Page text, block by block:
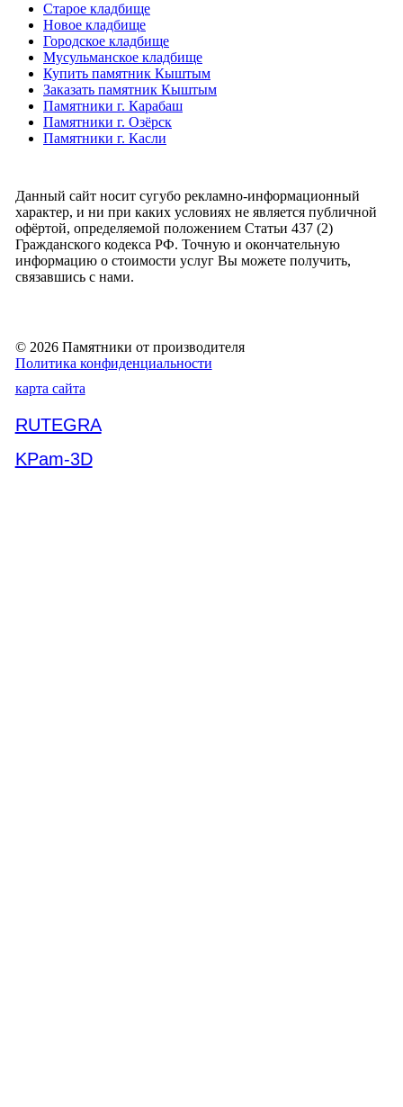
Старое кладбище
Новое кладбище
Городское кладбище
Мусульманское кладбище
Купить памятник Кыштым
Заказать памятник Кыштым
Памятники г. Карабаш
Памятники г. Озёрск
Памятники г. Касли
Данный сайт носит сугубо рекламно-информационный
характер, и ни при каких условиях не является публичной
офёртой, определяемой положением Статьи 437 (2)
Гражданского кодекса РФ. Точную и окончательную
информацию о стоимости услуг Вы можете получить,
связавшись с нами.
© 2026 Памятники от производителя
Политика конфиденциальности
карта сайта
RUTEGRA
KPam-3D